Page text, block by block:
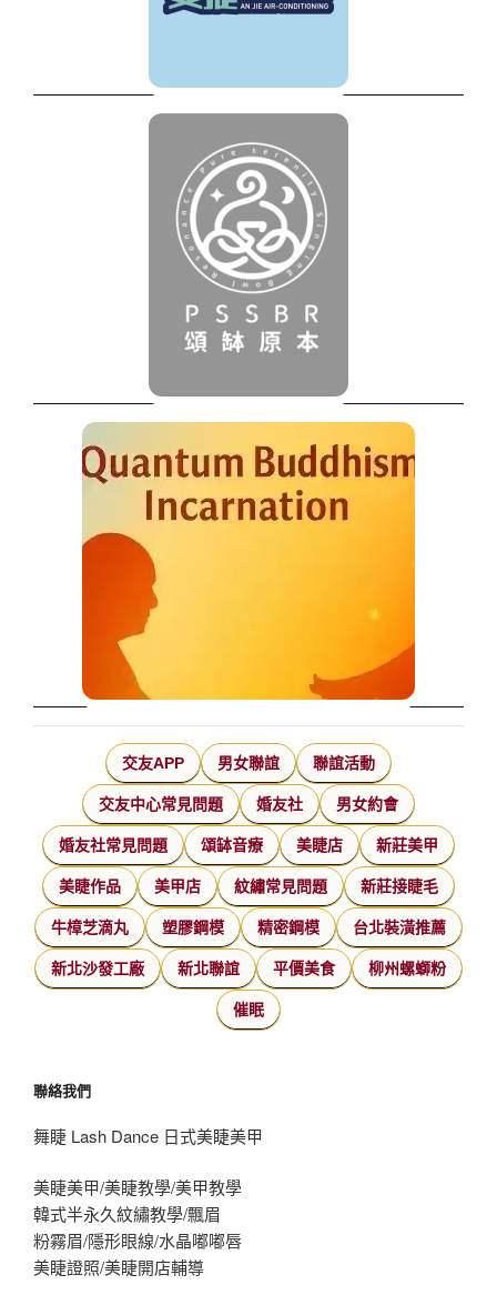
交友APP 男女聯誼 聯誼活動
交友中心常見問題 婚友社 男女約會
婚友社常見問題 頌缽音療 美睫店 新莊美甲
美睫作品 美甲店 紋繡常見問題 新莊接睫毛
牛樟芝滴丸 塑膠鋼模 精密鋼模 台北裝潢推薦
新北沙發工廠 新北聯誼 平價美食 柳州螺螄粉
催眠
聯絡我們
舞睫 Lash Dance 日式美睫美甲
美睫美甲/美睫教學/美甲教學
韓式半永久紋繡教學/飄眉
粉霧眉/隱形眼線/水晶嘟嘟唇
美睫證照/美睫開店輔導